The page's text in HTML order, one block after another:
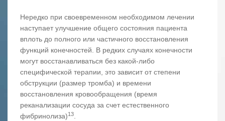
Нередко при своевременном необходимом лечении
наступает улучшение общего состояния пациента
вплоть до полного или частичного восстановления
функций конечностей. В редких случаях конечности
могут восстанавливаться без какой-либо
специфической терапии, это зависит от степени
обструкции (размер тромба) и времени
восстановления кровообращения (время
реканализации сосуда за счет естественного
фибринолиза)13.